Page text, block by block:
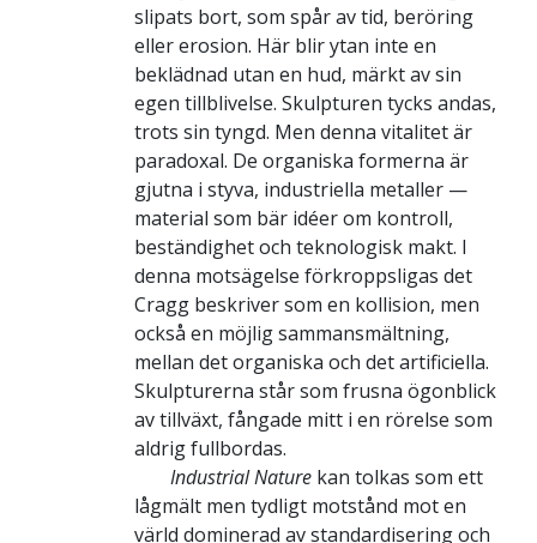
slipats bort, som spår av tid, beröring
eller erosion. Här blir ytan inte en
beklädnad utan en hud, märkt av sin
egen tillblivelse. Skulpturen tycks andas,
trots sin tyngd. Men denna vitalitet är
paradoxal. De organiska formerna är
gjutna i styva, industriella metaller —
material som bär idéer om kontroll,
beständighet och teknologisk makt. I
denna motsägelse förkroppsligas det
Cragg beskriver som en kollision, men
också en möjlig sammansmältning,
mellan det organiska och det artificiella.
Skulpturerna står som frusna ögonblick
av tillväxt, fångade mitt i en rörelse som
aldrig fullbordas.
Industrial Nature kan tolkas som ett
lågmält men tydligt motstånd mot en
värld dominerad av standardisering och